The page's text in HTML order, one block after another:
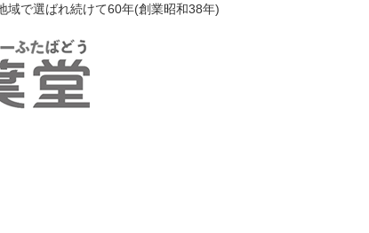
域で選ばれ続けて60年(創業昭和38年)